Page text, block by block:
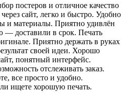
постеров и отличное качество
сайт, легко и быстро. Удобно
и материалы. Приятно удивлён
— доставили в срок. Печать
Приятно держать в руках
своей идеи. Хорошо
понятный интерфейс.
отслеживать заказ.
все просто и удобно.
ищете хорошую печать.